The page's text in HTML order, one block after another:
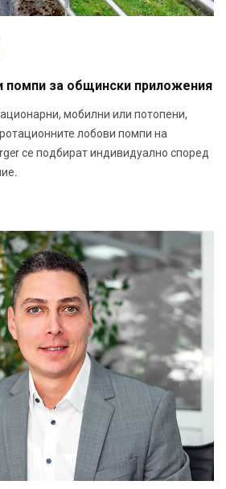
помпи за общински приложения
мобилни или потопени,
лобови помпи на
се подбират индивидуално според